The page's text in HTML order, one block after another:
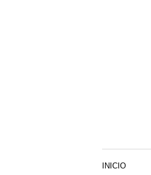
INICIO